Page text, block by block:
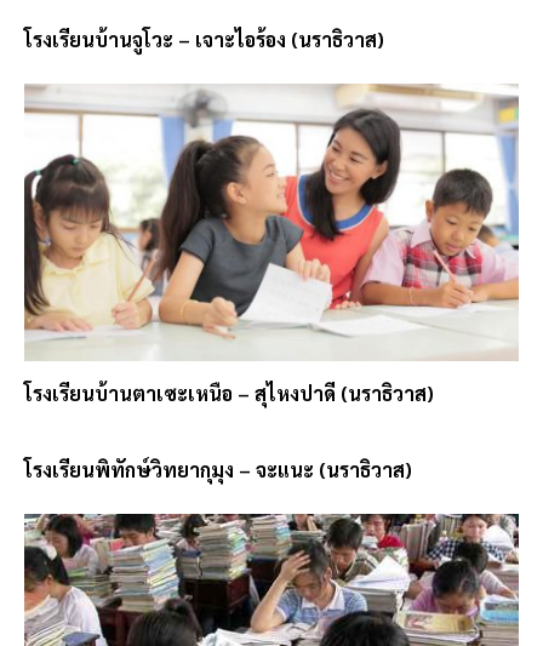
โรงเรียนบ้านจูโวะ – เจาะไอร้อง (นราธิวาส)
โรงเรียนบ้านตาเซะเหนือ – สุไหงปาดี (นราธิวาส)
โรงเรียนพิทักษ์วิทยากุมุง – จะแนะ (นราธิวาส)